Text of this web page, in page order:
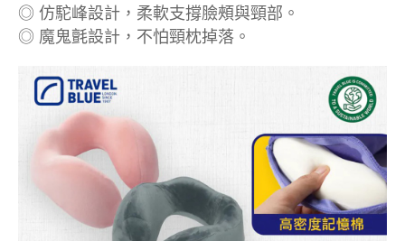
◎ 仿駝峰設計，柔軟支撐臉頰與頸部。
◎ 魔鬼氈設計，不怕頸枕掉落。